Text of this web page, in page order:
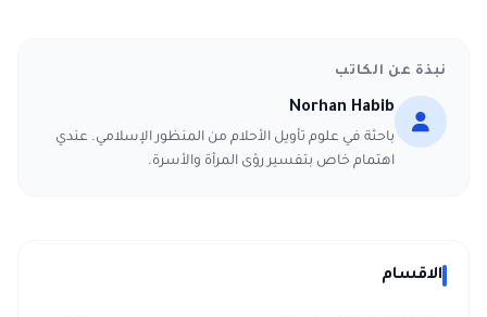
نبذة عن الكاتب
Norhan Habib
باحثة في علوم تأويل الأحلام من المنظور الإسلامي. عندي
اهتمام خاص بتفسير رؤى المرأة والأسرة.
الاقسام